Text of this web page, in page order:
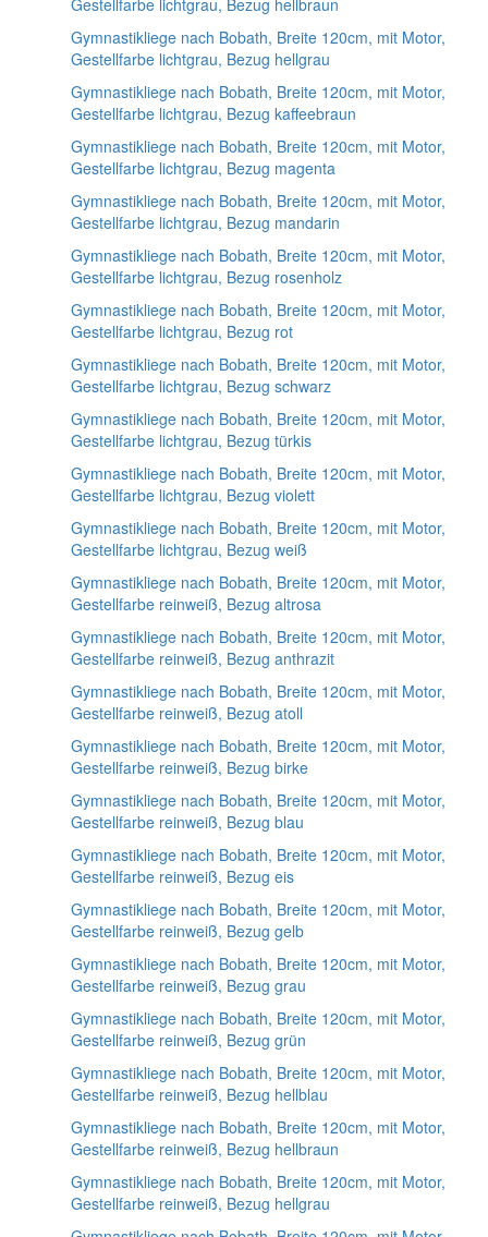
Gestellfarbe lichtgrau, Bezug hellbraun
Gymnastikliege nach Bobath, Breite 120cm, mit Motor,
Gestellfarbe lichtgrau, Bezug hellgrau
Gymnastikliege nach Bobath, Breite 120cm, mit Motor,
Gestellfarbe lichtgrau, Bezug kaffeebraun
Gymnastikliege nach Bobath, Breite 120cm, mit Motor,
Gestellfarbe lichtgrau, Bezug magenta
Gymnastikliege nach Bobath, Breite 120cm, mit Motor,
Gestellfarbe lichtgrau, Bezug mandarin
Gymnastikliege nach Bobath, Breite 120cm, mit Motor,
Gestellfarbe lichtgrau, Bezug rosenholz
Gymnastikliege nach Bobath, Breite 120cm, mit Motor,
Gestellfarbe lichtgrau, Bezug rot
Gymnastikliege nach Bobath, Breite 120cm, mit Motor,
Gestellfarbe lichtgrau, Bezug schwarz
Gymnastikliege nach Bobath, Breite 120cm, mit Motor,
Gestellfarbe lichtgrau, Bezug türkis
Gymnastikliege nach Bobath, Breite 120cm, mit Motor,
Gestellfarbe lichtgrau, Bezug violett
Gymnastikliege nach Bobath, Breite 120cm, mit Motor,
Gestellfarbe lichtgrau, Bezug weiß
Gymnastikliege nach Bobath, Breite 120cm, mit Motor,
Gestellfarbe reinweiß, Bezug altrosa
Gymnastikliege nach Bobath, Breite 120cm, mit Motor,
Gestellfarbe reinweiß, Bezug anthrazit
Gymnastikliege nach Bobath, Breite 120cm, mit Motor,
Gestellfarbe reinweiß, Bezug atoll
Gymnastikliege nach Bobath, Breite 120cm, mit Motor,
Gestellfarbe reinweiß, Bezug birke
Gymnastikliege nach Bobath, Breite 120cm, mit Motor,
Gestellfarbe reinweiß, Bezug blau
Gymnastikliege nach Bobath, Breite 120cm, mit Motor,
Gestellfarbe reinweiß, Bezug eis
Gymnastikliege nach Bobath, Breite 120cm, mit Motor,
Gestellfarbe reinweiß, Bezug gelb
Gymnastikliege nach Bobath, Breite 120cm, mit Motor,
Gestellfarbe reinweiß, Bezug grau
Gymnastikliege nach Bobath, Breite 120cm, mit Motor,
Gestellfarbe reinweiß, Bezug grün
Gymnastikliege nach Bobath, Breite 120cm, mit Motor,
Gestellfarbe reinweiß, Bezug hellblau
Gymnastikliege nach Bobath, Breite 120cm, mit Motor,
Gestellfarbe reinweiß, Bezug hellbraun
Gymnastikliege nach Bobath, Breite 120cm, mit Motor,
Gestellfarbe reinweiß, Bezug hellgrau